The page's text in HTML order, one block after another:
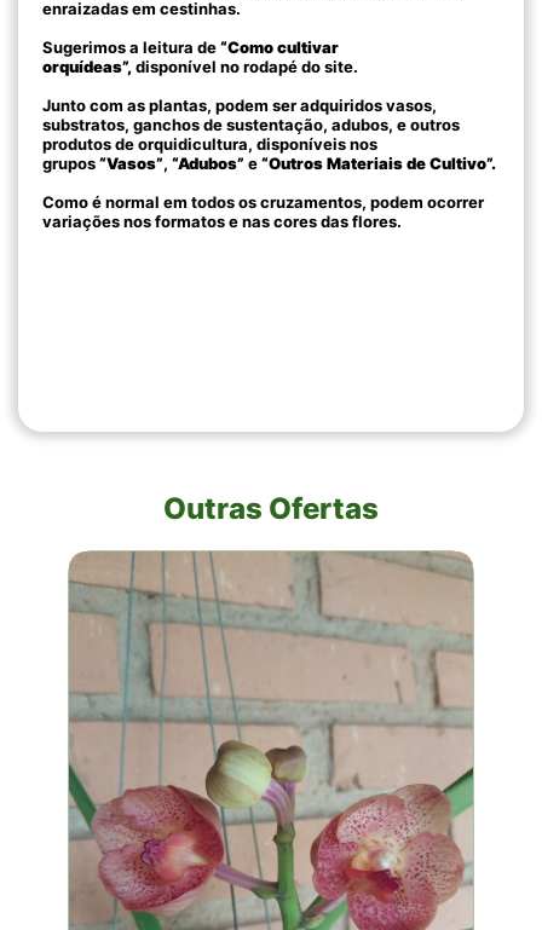
enraizadas em cestinhas.
Sugerimos a leitura de“Como cultivar
orquídeas”, disponível no rodapé do site.
Junto com as plantas, podem ser adquiridos vasos,
substratos, ganchos de sustentação, adubos, e outros
produtos de orquidicultura, disponíveis nos
grupos“Vasos”, “Adubos” e“Outros Materiais de Cultivo”.
Como é normal em todos os cruzamentos, podem ocorrer
variações nos formatos e nas cores das flores.
Outras Ofertas